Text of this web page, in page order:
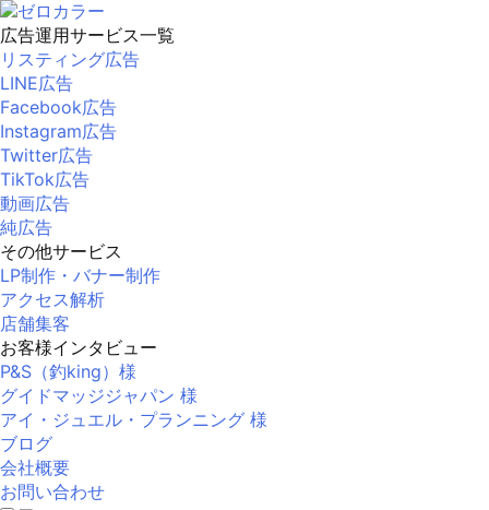
広告運用サービス一覧
リスティング広告
LINE広告
Facebook広告
Instagram広告
Twitter広告
TikTok広告
動画広告
純広告
その他サービス
LP制作・バナー制作
アクセス解析
店舗集客
お客様インタビュー
P&S（釣king）様
グイドマッジジャパン 様
アイ・ジュエル・プランニング 様
ブログ
会社概要
お問い合わせ